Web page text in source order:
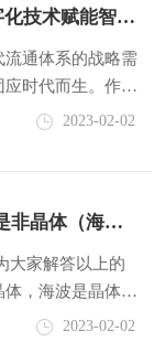
技术赋能智慧
发展！
流通体系的战略需
时代而生。作为
，在成立之初，中
2023-02-02
非晶体（海波
大家解答以上的
，海波是晶体吗
不知道,现在让我
2023-02-02